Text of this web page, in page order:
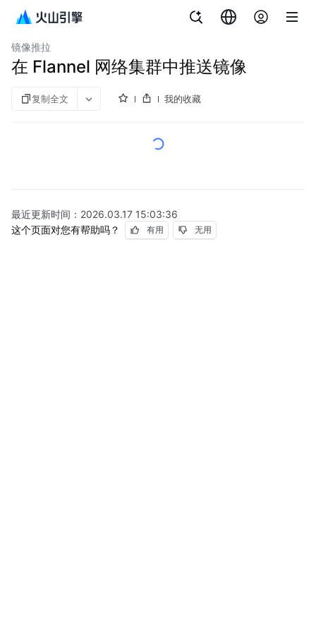
镜像仓库
镜像推拉
在 Flannel 网络集群中推送镜像
复制全文 我的收藏
最近更新时间： 2026.03.17 15:03:36
这个页面对您有帮助吗？
有用 无用